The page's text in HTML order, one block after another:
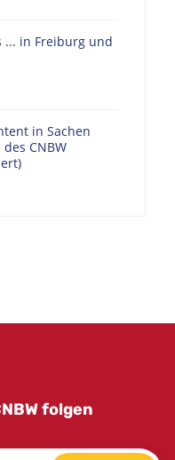
... in Freiburg und
in Sachen
CNBW
folgen